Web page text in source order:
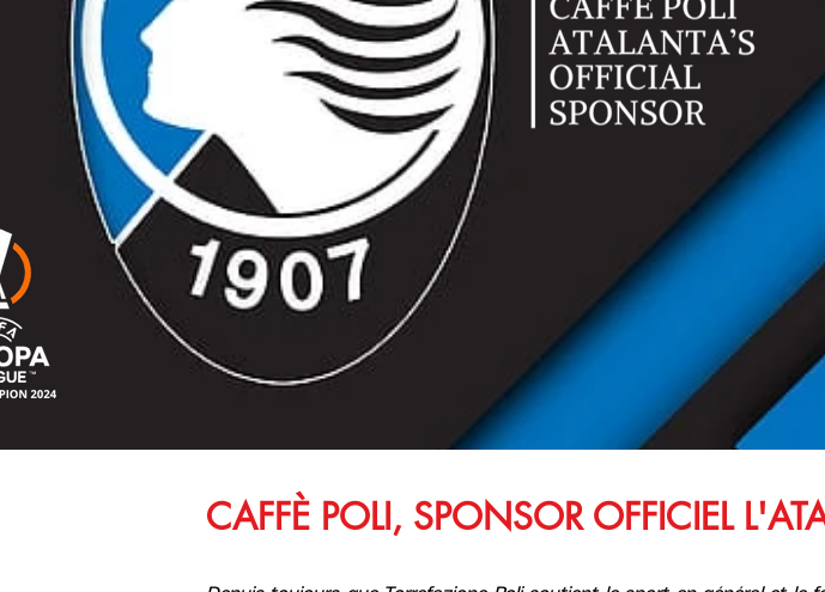
CAFFÈ POLI, SPONSOR OFFICIEL